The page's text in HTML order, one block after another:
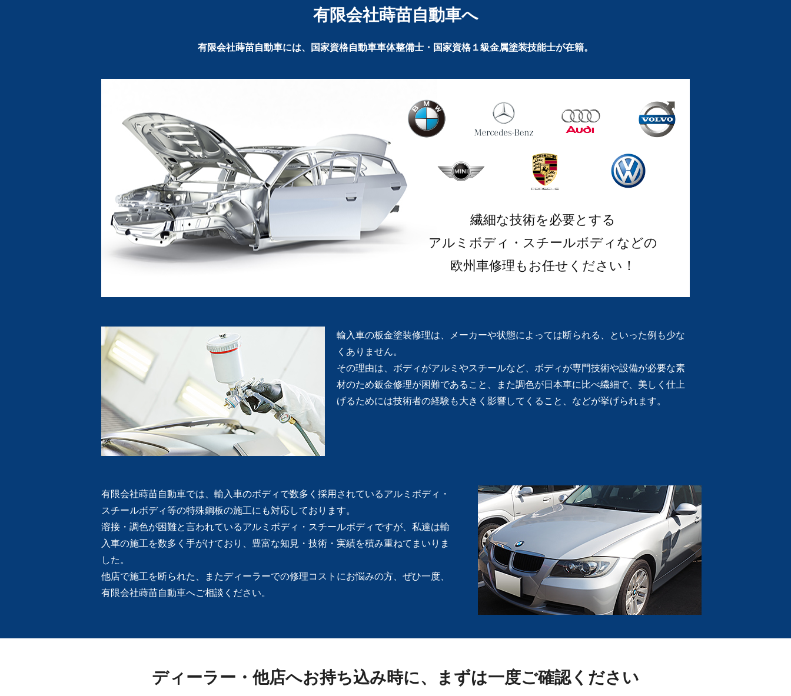
有限会社蒔苗自動車へ
有限会社蒔苗自動車には、国家資格自動車車体整備士・国家資格１級金属塗装技能士が在籍。
繊細な技術を必要とする
アルミボディ・スチールボディなどの
欧州車修理もお任せください！
輸入車の板金塗装修理は、メーカーや状態によっては断られる、といった例も少な
くありません。
その理由は、ボディがアルミやスチールなど、ボディが専門技術や設備が必要な素
材のため鈑金修理が困難であること、また調色が日本車に比べ繊細で、美しく仕上
げるためには技術者の経験も大きく影響してくること、などが挙げられます。
有限会社蒔苗自動車では、輸入車のボディで数多く採用されているアルミボディ・
スチールボディ等の特殊鋼板の施工にも対応しております。
溶接・調色が困難と言われているアルミボディ・スチールボディですが、私達は輸
入車の施工を数多く手がけており、豊富な知見・技術・実績を積み重ねてまいりま
した。
他店で施工を断られた、またディーラーでの修理コストにお悩みの方、ぜひ一度、
有限会社蒔苗自動車へご相談ください。
ディーラー・他店へお持ち込み時に、 まずは一度ご確認ください